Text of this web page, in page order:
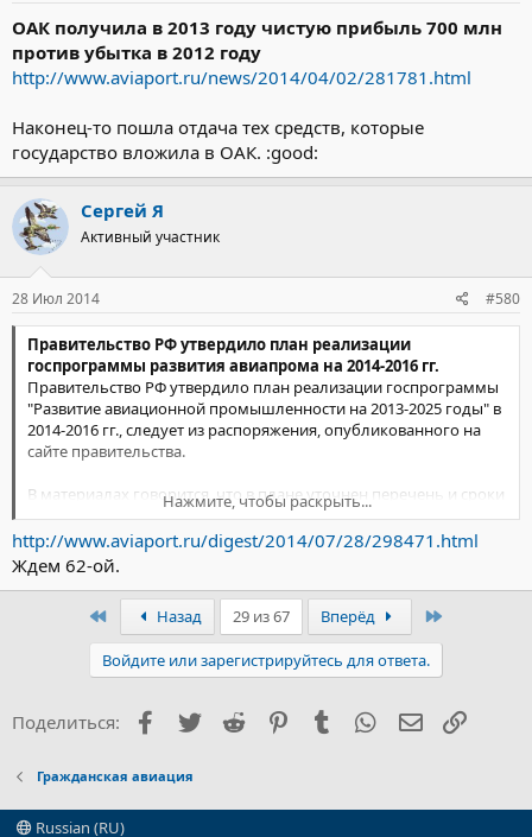
ОАК получила в 2013 году чистую прибыль 700 млн
против убытка в 2012 году
http://www.aviaport.ru/news/2014/04/02/281781.html
Наконец-то пошла отдача тех средств, которые
государство вложила в ОАК. :good:
Сергей Я
Активный участник
28 Июл 2014 #580
Правительство РФ утвердило план реализации
госпрограммы развития авиапрома на 2014-2016 гг.
Правительство РФ утвердило план реализации госпрограммы
"Развитие авиационной промышленности на 2013-2025 годы" в
2014-2016 гг., следует из распоряжения, опубликованного на
сайте правительства.
В материалах говорится, что в плане уточнен перечень и сроки
наступления контрольных событий в соответствии с
мероприятиями госпрограммы.
Так, в списке наиболее важных мероприятий числятся создание
опытного образца и первый полет магистрального самолета
МС-21 (2016 г.), разработка прототипа легкого многоцелевого
самолета на 19 мест и выпуск рабочей конструкторской
документации на 9-местный самолет для местных авиалиний
Авиарегистра МАК на вертолет Ми-38 и первый полет
летающей лаборатории перспективного скоростного
полет многоцелевого вертолета Ка-62.
Как следует из документов, в общей сложности в
Нажмите, чтобы раскрыть...
http://www.aviaport.ru/digest/2014/07/28/298471.html
Ждем 62-ой.
ПервыйНазад 29 из 67 Вперёд
Войдите или зарегистрируйтесь для ответа.
Поделиться: Facebook
Twitter Reddit PinterestTumblr WhatsApp
Гражданская авиация
Russian (RU)